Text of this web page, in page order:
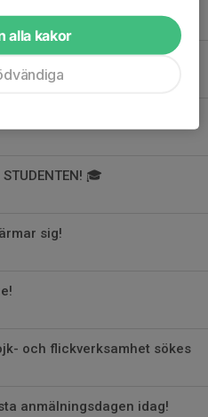
HC:s årsmöte
🎓
sig!
och flickverksamhet sökes
anmälningsdagen idag!
alla kakor